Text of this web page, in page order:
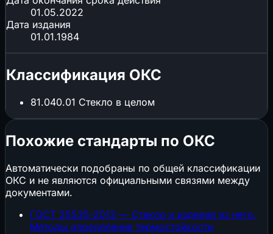
01.05.2022
Дата издания
01.01.1984
Классификация ОКС
81.040.01 Стекло в целом
Похожие стандарты по ОКС
Автоматически подобраны по общей классификации
ОКС и не являются официальными связями между
документами.
ГОСТ 25535-2013 — Стекло и изделия из него.
Методы определения термостойкости